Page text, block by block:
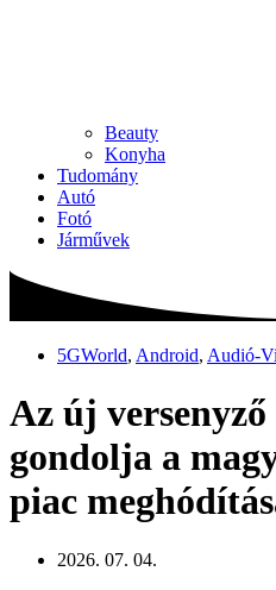
Beauty
Konyha
Tudomány
Autó
Fotó
Járművek
5GWorld, Android, Audió-
Az új
gondolja a
piac
2026. 07. 04.